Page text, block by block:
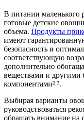
В питании маленького
готовые детские
объема. Продукты
имеют
безопасность и
соответствующую
дополнительно
веществами и другими
компонентами2,3.
Выбирая варианты
руководствоваться
обращать внимание на